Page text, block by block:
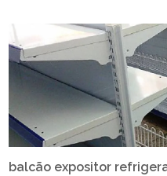
balcão expositor